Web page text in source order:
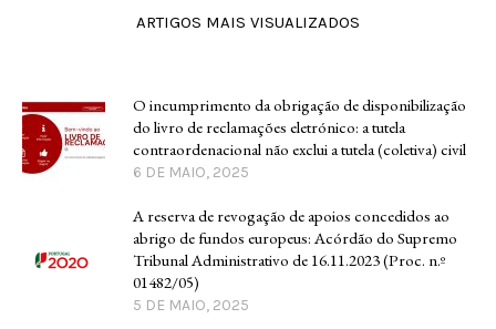
ARTIGOS MAIS VISUALIZADOS
O incumprimento da obrigação de disponibilização
do livro de reclamações eletrónico: a tutela
contraordenacional não exclui a tutela (coletiva) civil
6 DE MAIO, 2025
A reserva de revogação de apoios concedidos ao
abrigo de fundos europeus: Acórdão do Supremo
Tribunal Administrativo de 16.11.2023 (Proc. n.º
01482/05)
5 DE MAIO, 2025